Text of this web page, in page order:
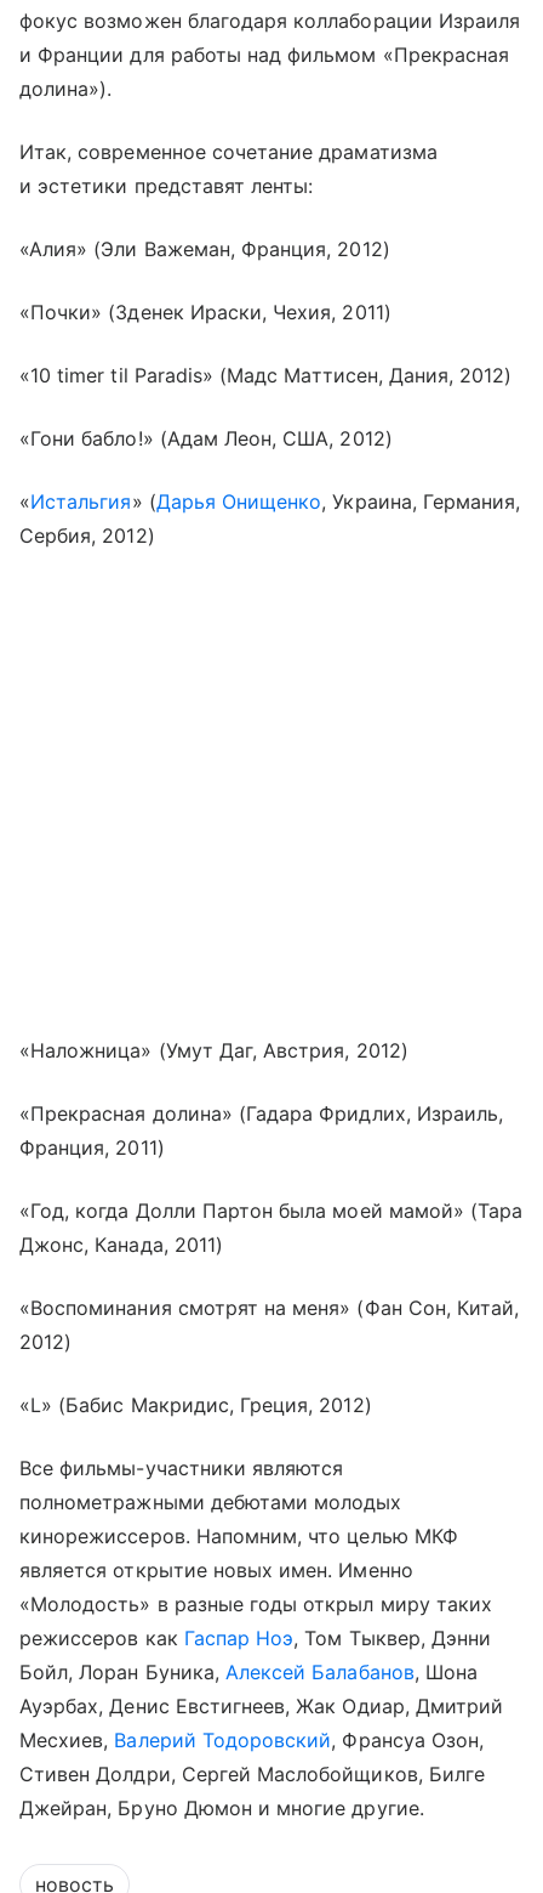
фокус возможен благодаря коллаборации Израиля
и Франции для работы над фильмом «Прекрасная
долина»).
Итак, современное сочетание драматизма
и эстетики представят ленты:
«Алия» (Эли Важеман, Франция, 2012)
«Почки» (Зденек Ираски, Чехия, 2011)
«10 timer til Paradis» (Мадс Маттисен, Дания, 2012)
«Гони бабло!» (Адам Леон, США, 2012)
«Истальгия» (Дарья Онищенко, Украина, Германия,
Сербия, 2012)
«Наложница» (Умут Даг, Австрия, 2012)
«Прекрасная долина» (Гадара Фридлих, Израиль,
Франция, 2011)
«Год, когда Долли Партон была моей мамой» (Тара
Джонс, Канада, 2011)
«Воспоминания смотрят на меня» (Фан Сон, Китай,
2012)
«L» (Бабис Макридис, Греция, 2012)
Все фильмы-участники являются
полнометражными дебютами молодых
кинорежиссеров. Напомним, что целью МКФ
является открытие новых имен. Именно
«Молодость» в разные годы открыл миру таких
режиссеров как Гаспар Ноэ, Том Тыквер, Дэнни
Бойл, Лоран Буника, Алексей Балабанов, Шона
Ауэрбах, Денис Евстигнеев, Жак Одиар, Дмитрий
Месхиев, Валерий Тодоровский, Франсуа Озон,
Стивен Долдри, Сергей Маслобойщиков, Билге
Джейран, Бруно Дюмон и многие другие.
новость